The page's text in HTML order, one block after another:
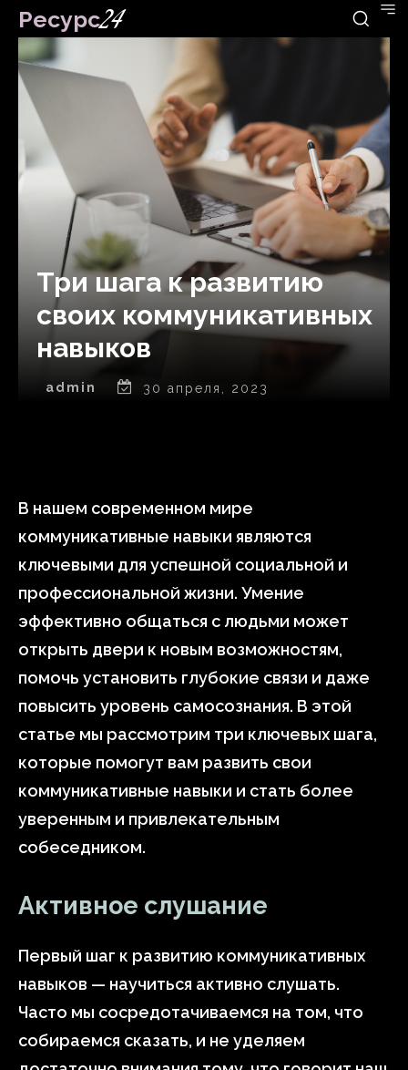
Ресурс24
Три шага к развитию
своих коммуникативных
навыков
admin 30 апреля, 2023
В нашем современном мире
коммуникативные навыки являются
ключевыми для успешной социальной и
профессиональной жизни. Умение
эффективно общаться с людьми может
открыть двери к новым возможностям,
помочь установить глубокие связи и даже
повысить уровень самосознания. В этой
статье мы рассмотрим три ключевых шага,
которые помогут вам развить свои
коммуникативные навыки и стать более
уверенным и привлекательным
собеседником.
Активное слушание
Первый шаг к развитию коммуникативных
навыков — научиться активно слушать.
Часто мы сосредотачиваемся на том, что
собираемся сказать, и не уделяем